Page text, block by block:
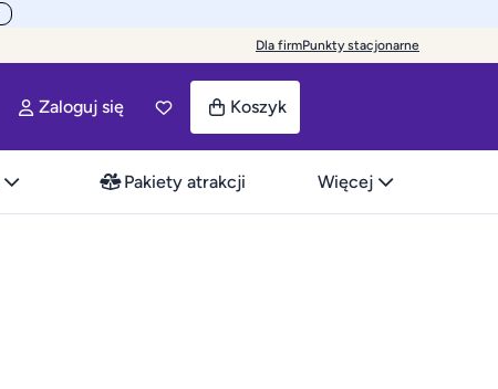
Dla firmPunkty stacjonarne
Zaloguj się Koszyk
Pakiety atrakcji Więcej